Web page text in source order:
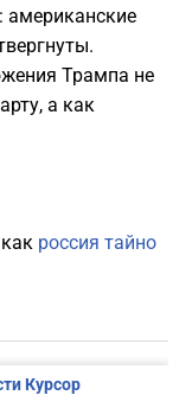
американские
Трампа не
а как
россия тайно
Курсор